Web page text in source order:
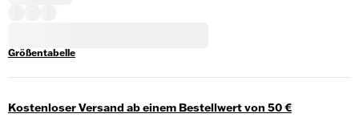
Größentabelle
Kostenloser Versand ab einem Bestellwert von 50 €